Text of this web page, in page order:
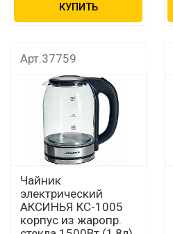
КУПИТЬ
Арт.37759
Чайник
электрический
АКСИНЬЯ КС-1005
корпус из жаропр.